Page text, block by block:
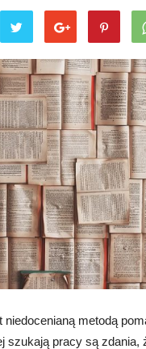
metodą
szukają pracy są zdania,